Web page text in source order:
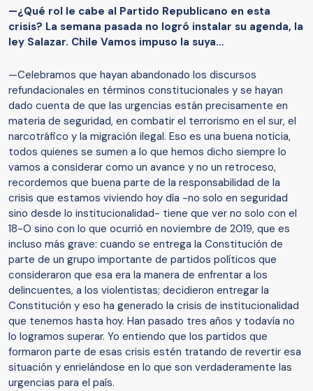
—¿Qué rol le cabe al Partido Republicano en esta
crisis? La semana pasada no logró instalar su agenda, la
ley Salazar. Chile Vamos impuso la suya…
—Celebramos que hayan abandonado los discursos
refundacionales en términos constitucionales y se hayan
dado cuenta de que las urgencias están precisamente en
materia de seguridad, en combatir el terrorismo en el sur, el
narcotráfico y la migración ilegal. Eso es una buena noticia,
todos quienes se sumen a lo que hemos dicho siempre lo
vamos a considerar como un avance y no un retroceso,
recordemos que buena parte de la responsabilidad de la
crisis que estamos viviendo hoy día -no solo en seguridad
sino desde lo institucionalidad- tiene que ver no solo con el
18-O sino con lo que ocurrió en noviembre de 2019, que es
incluso más grave: cuando se entrega la Constitución de
parte de un grupo importante de partidos políticos que
consideraron que esa era la manera de enfrentar a los
delincuentes, a los violentistas; decidieron entregar la
Constitución y eso ha generado la crisis de institucionalidad
que tenemos hasta hoy. Han pasado tres años y todavía no
lo logramos superar. Yo entiendo que los partidos que
formaron parte de esas crisis estén tratando de revertir esa
situación y enrielándose en lo que son verdaderamente las
urgencias para el país.